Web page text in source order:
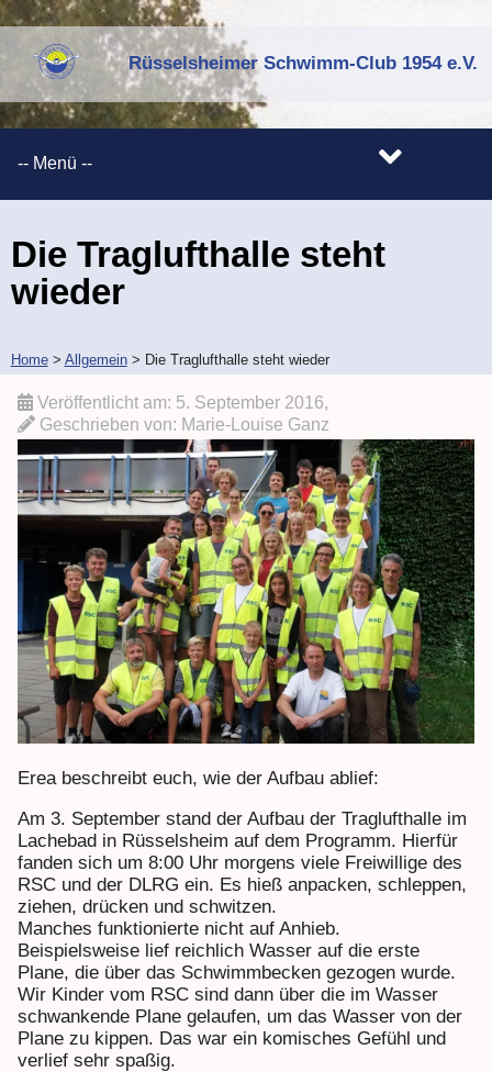
Rüsselsheimer Schwimm-Club 1954 e.V.
Die Traglufthalle steht
wieder
Home> Allgemein> Die Traglufthalle steht wieder
Veröffentlicht am: 5. September 2016,
Geschrieben von: Marie-Louise Ganz
Erea beschreibt euch, wie der Aufbau ablief:
Am 3. September stand der Aufbau der Traglufthalle im
Lachebad in Rüsselsheim auf dem Programm. Hierfür
fanden sich um 8:00 Uhr morgens viele Freiwillige des
RSC und der DLRG ein. Es hieß anpacken, schleppen,
ziehen, drücken und schwitzen.
Manches funktionierte nicht auf Anhieb.
Beispielsweise lief reichlich Wasser auf die erste
Plane, die über das Schwimmbecken gezogen wurde.
Wir Kinder vom RSC sind dann über die im Wasser
schwankende Plane gelaufen, um das Wasser von der
Plane zu kippen. Das war ein komisches Gefühl und
verlief sehr spaßig.